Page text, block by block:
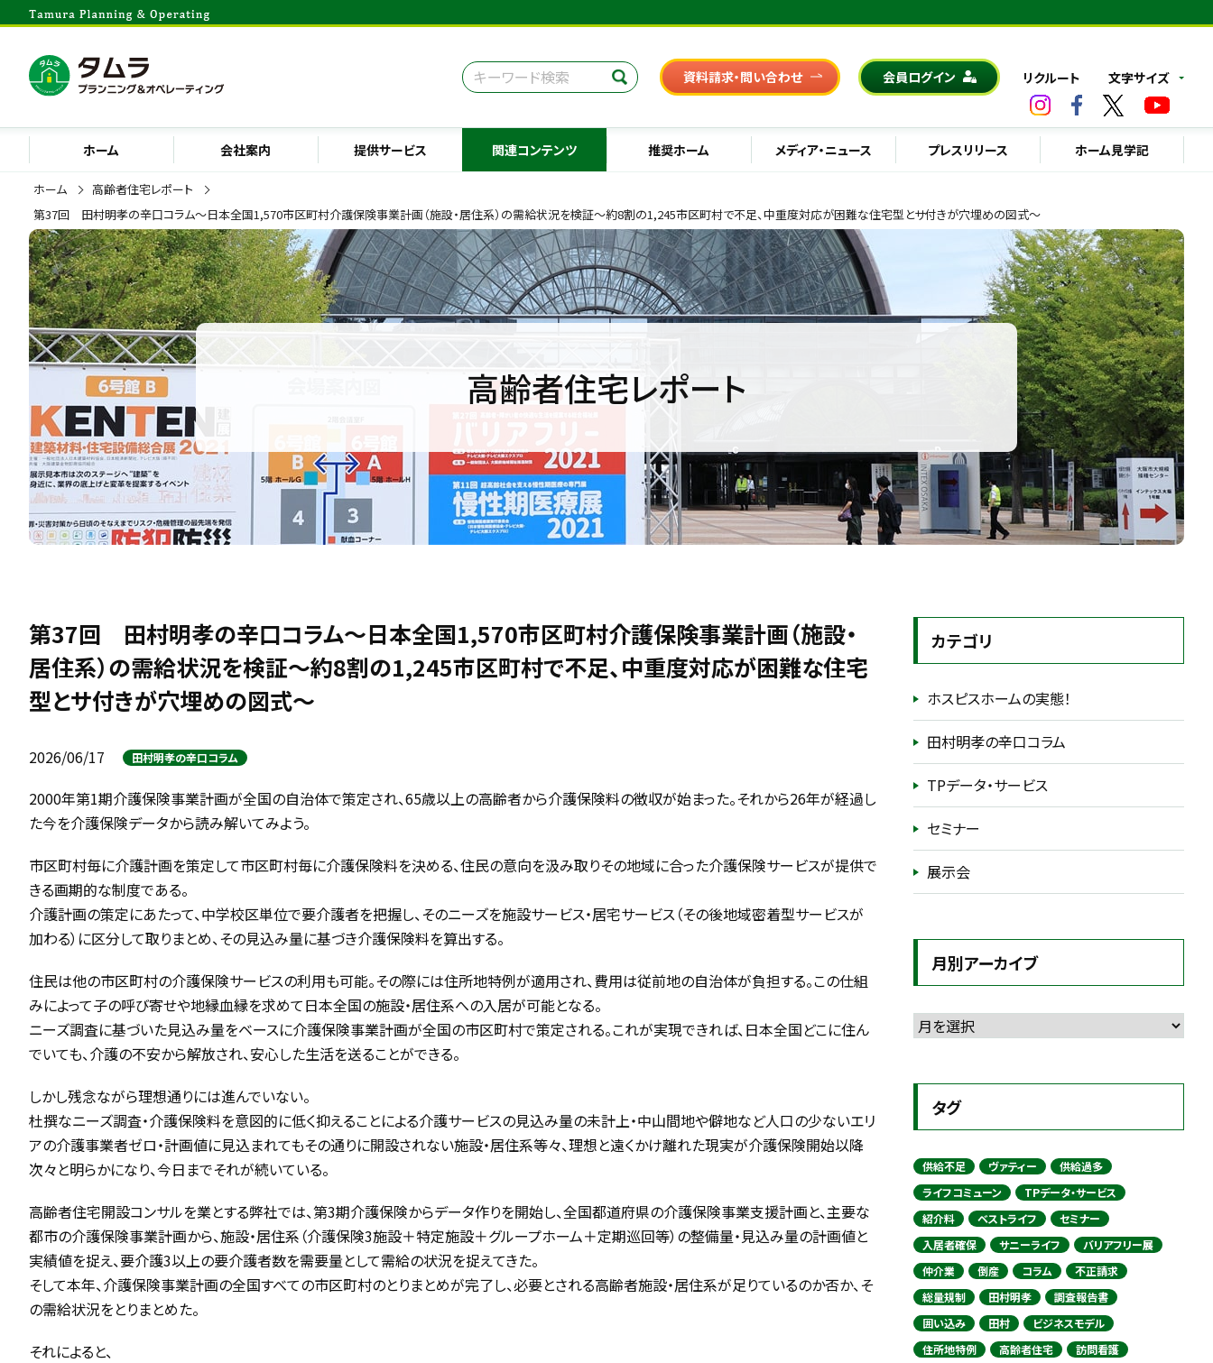
資料請求・問い合わせ 会員ログイン リクルート 文字サイズ
ホーム 会社案内 提供サービス 関連コンテンツ 推奨ホーム メディア・ニュース プレスリリース ホーム見学記
ホーム
高齢者住宅レポート
第37回 田村明孝の辛口コラム～日本全国1,570市区町村介護保険事業計画（施設・居住系）の需給状況を検証～約8割の1,245市区町村で不足、中重度対応が困難な住宅型とサ付きが穴埋めの図式～
高齢者住宅レポート
第37回 田村明孝の辛口コラム～日本全国1,570市区町村介護保険事業計画（施設・
居住系）の需給状況を検証～約8割の1,245市区町村で不足、中重度対応が困難な住宅
型とサ付きが穴埋めの図式～
2026/06/17 田村明孝の辛口コラム
2000年第1期介護保険事業計画が全国の自治体で策定され、65歳以上の高齢者から介護保険料の徴収が始まった。それから26年が経過し
た今を介護保険データから読み解いてみよう。
市区町村毎に介護計画を策定して市区町村毎に介護保険料を決める、住民の意向を汲み取りその地域に合った介護保険サービスが提供で
きる画期的な制度である。
介護計画の策定にあたって、中学校区単位で要介護者を把握し、そのニーズを施設サービス・居宅サービス（その後地域密着型サービスが
加わる）に区分して取りまとめ、その見込み量に基づき介護保険料を算出する。
住民は他の市区町村の介護保険サービスの利用も可能。その際には住所地特例が適用され、費用は従前地の自治体が負担する。この仕組
みによって子の呼び寄せや地縁血縁を求めて日本全国の施設・居住系への入居が可能となる。
ニーズ調査に基づいた見込み量をベースに介護保険事業計画が全国の市区町村で策定される。これが実現できれば、日本全国どこに住ん
でいても、介護の不安から解放され、安心した生活を送ることができる。
しかし残念ながら理想通りには進んでいない。
杜撰なニーズ調査・介護保険料を意図的に低く抑えることによる介護サービスの見込み量の未計上・中山間地や僻地など人口の少ないエリ
アの介護事業者ゼロ・計画値に見込まれてもその通りに開設されない施設・居住系等々、理想と遠くかけ離れた現実が介護保険開始以降
次々と明らかになり、今日までそれが続いている。
高齢者住宅開設コンサルを業とする弊社では、第3期介護保険からデータ作りを開始し、全国都道府県の介護保険事業支援計画と、主要な
都市の介護保険事業計画から、施設・居住系（介護保険3施設＋特定施設＋グループホーム＋定期巡回等）の整備量・見込み量の計画値と
実績値を捉え、要介護3以上の要介護者数を需要量として需給の状況を捉えてきた。
そして本年、介護保険事業計画の全国すべての市区町村のとりまとめが完了し、必要とされる高齢者施設・居住系が足りているのか否か、そ
の需給状況をとりまとめた。
それによると、
カテゴリ
ホスピスホームの実態！
田村明孝の辛口コラム
TPデータ・サービス
セミナー
展示会
月別アーカイブ
タグ
供給不足 ヴァティー
供給過多
ライフコミューン
TPデータ・サービス
紹介料
ベストライフ
セミナー
入居者確保
サニーライフ
バリアフリー展
仲介業
倒産 コラム
不正請求
総量規制
田村明孝
調査報告書
囲い込み
田村
ビジネスモデル
住所地特例
高齢者住宅
訪問看護